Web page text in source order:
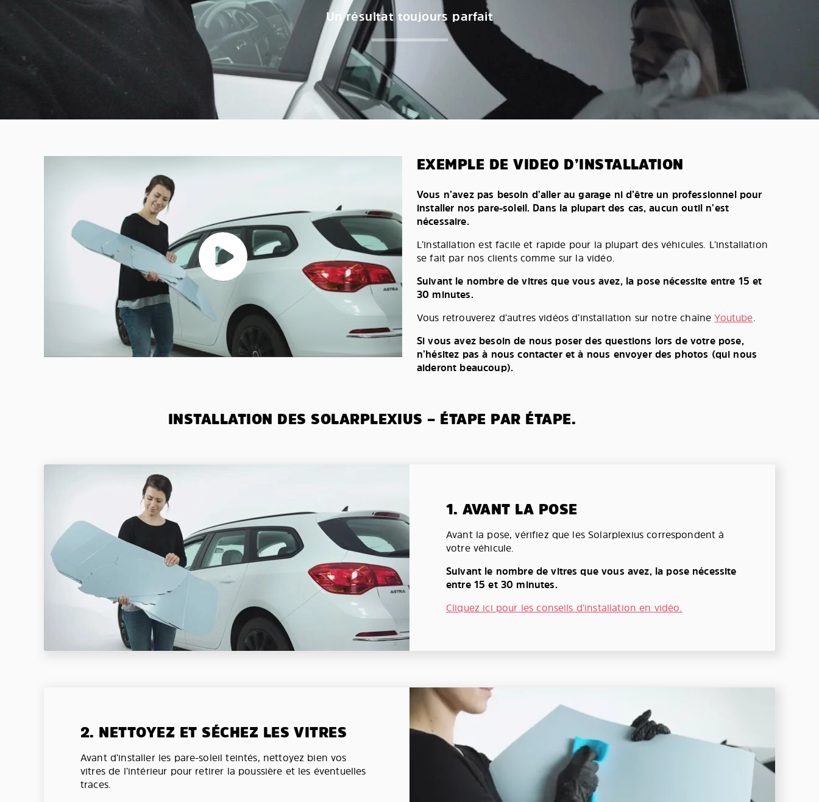
Un résultat toujours parfait
EXEMPLE DE VIDEO D’INSTALLATION
Vous n’avez pas besoin d’aller au garage ni d’être un professionnel pour
installer nos pare-soleil. Dans la plupart des cas, aucun outil n’est
nécessaire.
L’installation est facile et rapide pour la plupart des véhicules. L’installation
se fait par nos clients comme sur la vidéo.
Suivant le nombre de vitres que vous avez, la pose nécessite entre 15 et
30 minutes.
Vous retrouverez d’autres vidéos d’installation sur notre chaîneYoutube.
Si vous avez besoin de nous poser des questions lors de votre pose,
n’hésitez pas à nous contacter et à nous envoyer des photos (qui nous
aideront beaucoup).
INSTALLATION DES SOLARPLEXIUS – ÉTAPE PAR ÉTAPE.
1. AVANT LA POSE
Avant la pose, vérifiez que les Solarplexius correspondent à
votre véhicule.
Suivant le nombre de vitres que vous avez, la pose nécessite
entre 15 et 30 minutes.
Cliquez ici pour les conseils d’installation en vidéo.
2. NETTOYEZ ET SÉCHEZ LES VITRES
Avant d’installer les pare-soleil teintés, nettoyez bien vos
vitres de l’intérieur pour retirer la poussière et les éventuelles
traces.